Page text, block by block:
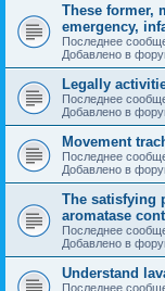
These former,
emergency,
Последнее
Добавлено в
Legally
Последнее
Добавлено в
Movement
Последнее
Добавлено в
The satisfying
aromatase
Последнее
Добавлено в
Understand
Последнее